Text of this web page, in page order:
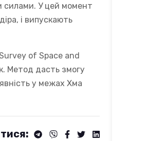
силами. У цей момент
і випускають
of Space and
Метод дасть змогу
у межах Хма